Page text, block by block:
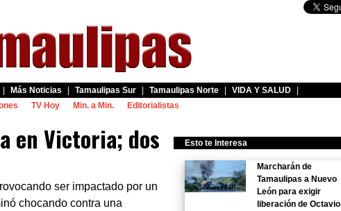
Más Noticias Tamaulipas Sur Tamaulipas Norte VIDA Y SALUD
TV Hoy Min. a Min. Editorialistas
en Victoria; dos
ser impactado por un
chocando contra una
Esto te Interesa
Marcharán de
Tamaulipas a Nuevo
León para exigir
liberación de Octavio